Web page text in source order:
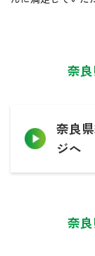
奈
奈良
ジへ
奈